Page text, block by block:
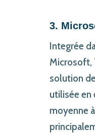
3.
Integrée
Microsoft,
solution
utilisée en
moyenne